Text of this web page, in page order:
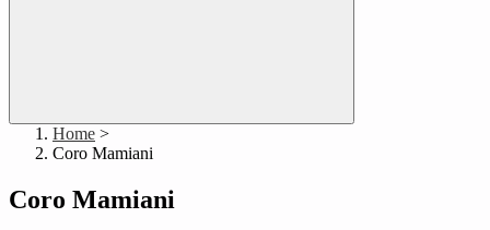
Home >
Coro Mamiani
Coro Mamiani